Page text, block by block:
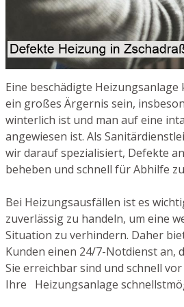
Eine beschädigte
ein großes Ärgernis sein,
winterlich ist und man auf eine
angewiesen ist. Als
wir darauf spezialisiert, Defekte
beheben und schnell für Abhilfe
Bei Heizungsausfällen ist es
zuverlässig zu handeln, um eine
Situation zu verhindern. Daher
Kunden einen 24/7-Notdienst an,
Sie erreichbar sind und schnell
Ihre Heizungsanlage